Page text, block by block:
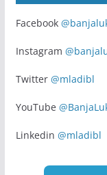
Facebook
Instagram
Twitter @mladibl
YouTube
Linkedin @mladibl